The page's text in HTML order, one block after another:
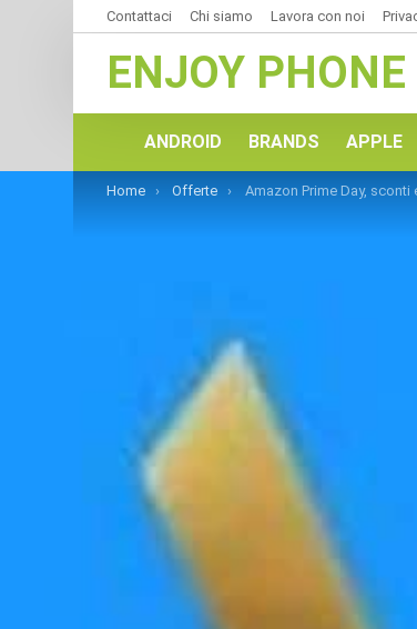
Contattaci Chi siamo Lavora con noi
ENJOY PHONE
ANDROID BRANDS APPLE
You are here:
Home Offerte Amazon Prime Day, sconti